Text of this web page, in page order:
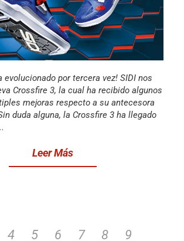
evolucionado por tercera vez! SIDI nos
Crossfire 3, la cual ha recibido algunos
mejoras respecto a su antecesora
duda alguna, la Crossfire 3 ha llegado
Leer Más
4 5 6 7 8
9